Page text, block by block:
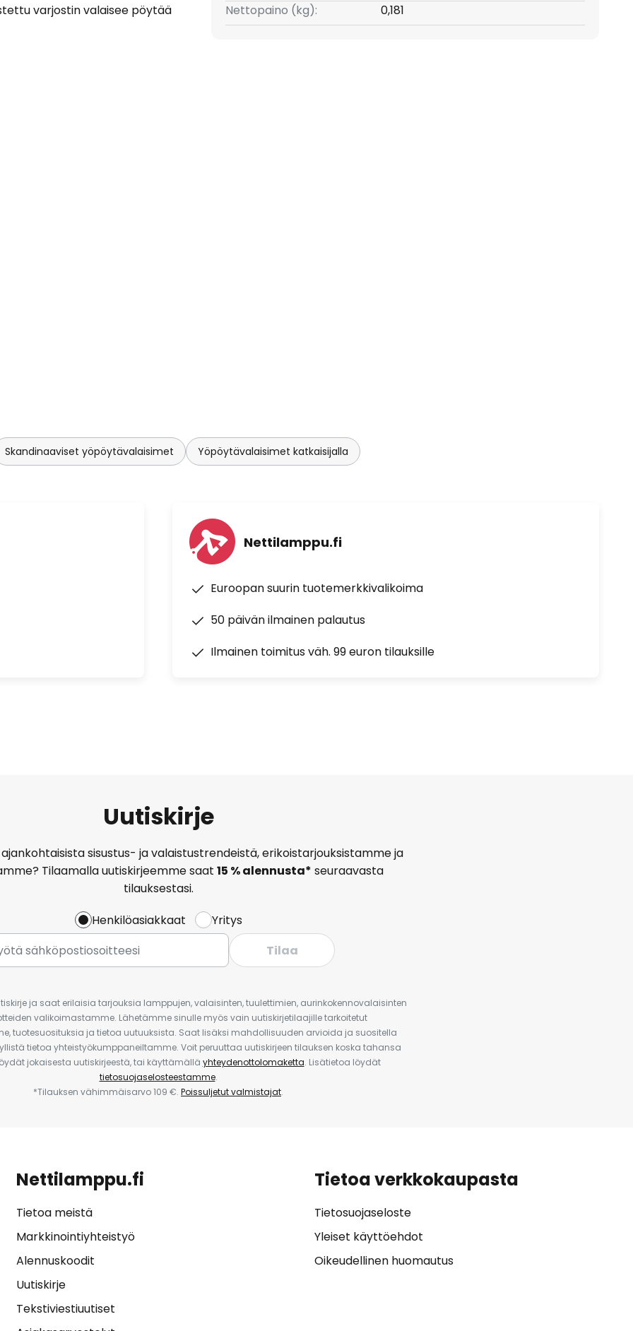
varjostin valaisee pöytää
Nettopaino (kg):
0,181
Skandinaaviset yöpöytävalaisimet Yöpöytävalaisimet katkaisijalla
Nettilamppu.fi
Euroopan suurin tuotemerkkivalikoima
50 päivän ilmainen palautus
Ilmainen toimitus väh. 99 euron tilauksille
Uutiskirje
sisustus- ja valaistustrendeistä, erikoistarjouksistamme ja
Tilaamalla uutiskirjeemme saat 15 % alennusta* seuraavasta
tilauksestasi.
Henkilöasiakkaat
Yritys
Tilaa
ja saat erilaisia tarjouksia lamppujen, valaisinten, tuulettimien, aurinkokennovalaisinten
valikoimastamme. Lähetämme sinulle myös vain uutiskirjetilaajille tarkoitetut
tuotesuosituksia ja tietoa uutuuksista. Saat lisäksi mahdollisuuden arvioida ja suositella
tietoa yhteistyökumppaneiltamme. Voit peruuttaa uutiskirjeen tilauksen koska tahansa
jokaisesta uutiskirjeestä, tai käyttämällä yhteydenottolomaketta. Lisätietoa löydät
tietosuojaselosteestamme.
*Tilauksen vähimmäisarvo 109 €. Poissuljetut valmistajat.
Nettilamppu.fi
Tietoa meistä
Markkinointiyhteistyö
Alennuskoodit
Uutiskirje
Tekstiviestiuutiset
Tietoa verkkokaupasta
Tietosuojaseloste
Yleiset käyttöehdot
Oikeudellinen huomautus